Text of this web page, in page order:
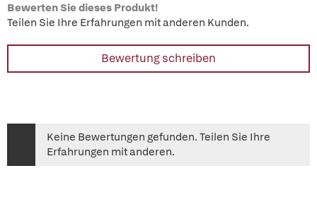
Bewerten Sie dieses Produkt!
Teilen Sie Ihre Erfahrungen mit anderen Kunden.
Bewertung schreiben
Keine Bewertungen gefunden. Teilen Sie Ihre
Erfahrungen mit anderen.